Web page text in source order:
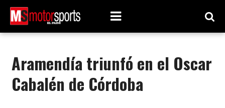
Aramendía triunfó en el Oscar
Cabalén de Córdoba